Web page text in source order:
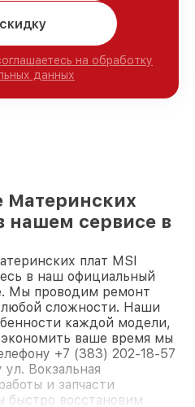
на обработку
данных
Материнских
нашем сервисе в
плат MSI
в наш официальный
Мы проводим ремонт
сложности. Наши
каждой модели,
ваше время мы
+7 (383) 202-18-57
Вокзальная
и запчасти
быстро восстановим